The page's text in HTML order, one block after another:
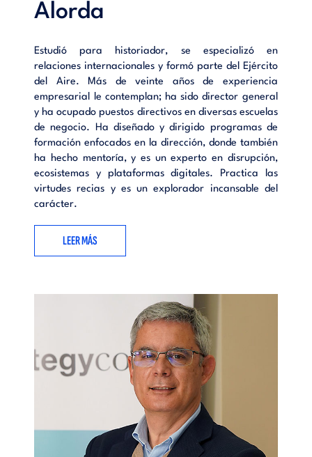
Alorda
Estudió para historiador, se especializó en
relaciones internacionales y formó parte del Ejército
del Aire. Más de veinte años de experiencia
empresarial le contemplan; ha sido director general
y ha ocupado puestos directivos en diversas escuelas
de negocio. Ha diseñado y dirigido programas de
formación enfocados en la dirección, donde también
ha hecho mentoría, y es un experto en disrupción,
ecosistemas y plataformas digitales. Practica las
virtudes recias y es un explorador incansable del
carácter.
LEER MÁS